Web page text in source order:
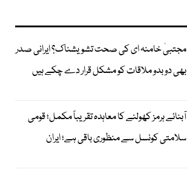
مجتبیٰ خامنہ ای کی صحت تشویشناک؟ ایرانی صدر
بھی دوبدو ملاقات کو مشکل قرار دے چکے ہیں
آبنائے ہرمز کھولنے کا معاہدہ تقریباً مکمل؛ قومی
سلامتی کونسل سے منظوری باقی ہے؛ ایران